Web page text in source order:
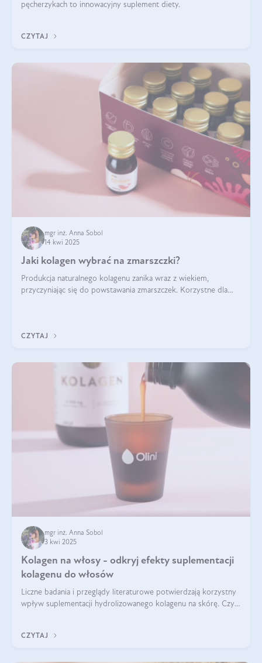
pęcherzykach to innowacyjny suplement diety.
CZYTAJ
mgr inż. Anna Sobol
14 kwi 2025
Jaki kolagen wybrać na zmarszczki?
Produkcja naturalnego kolagenu zanika wraz z wiekiem,
przyczyniając się do powstawania zmarszczek. Korzystne dla
CZYTAJ
mgr inż. Anna Sobol
3 kwi 2025
Kolagen na włosy - odkryj efekty suplementacji
kolagenu do włosów
Liczne badania i przeglądy literaturowe potwierdzają korzystny
wpływ suplementacji hydrolizowanego kolagenu na skórę. Czy
CZYTAJ